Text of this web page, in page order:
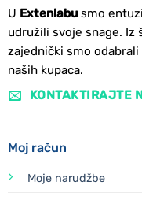
U Extenlabusmo
udružili svoje snage. Iz
zajednički smo
naših kupaca.
KONTAKTIRAJTE
Moj račun
Moje narudžbe